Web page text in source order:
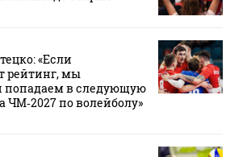
«Если
рейтинг, мы
попадаем в следующую
ЧМ‑2027 по волейболу»